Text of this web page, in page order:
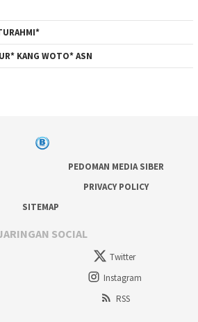
KANG WOTO* ASN
PEDOMAN MEDIA SIBER
PRIVACY POLICY
SITEMAP
SOCIAL
Twitter
Instagram
RSS